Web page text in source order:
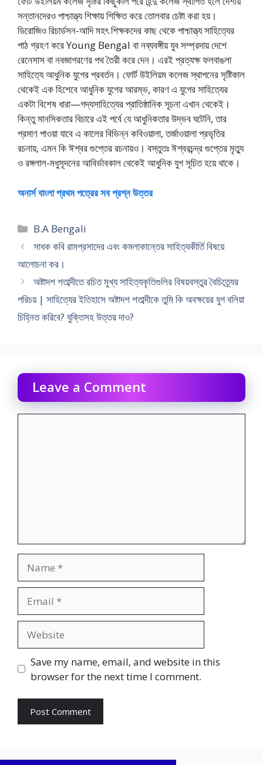
সন্তানদেরও পাশ্চাত্ত্য শিক্ষায় শিক্ষিত করে তােলবার চেষ্টা করা হয়।
ডিরােজিও রিচার্ডসন-আদি মহৎ শিক্ষকদের কাছ থেকে পাশ্চাত্ত্য সাহিত্যের
পাঠ গ্রহণ করে Young Bengal বা নব্যবঙ্গীয় যুব সম্প্রদায় দেশে
রেনেসাস বা নবজাগরণের পথ তৈরী করে দেন। এরই প্রত্যক্ষ ফলবাঙলা
সাহিত্যে আধুনিক যুগের প্রবর্তন। ফোর্ট উইলিয়ম কলেজ স্থাপনের সৃষ্টিকাল
থেকেই এক হিশেবে আধুনিক যুগের আরম্ভ, কারণ এ যুগের সাহিত্যের
একটা বিশেষ ধারা—গদ্যসাহিত্যের প্রাতিষ্ঠানিক সূচনা এখান থেকেই।
কিন্তু মানসিকতার বিচারে এই পর্বে যে আধুনিকতার উদ্ভব ঘটেনি, তার
প্রমাণ পাওয়া যাবে এ কালের বিভিন্ন কবিওয়ালা, তর্জাওয়ালা প্রভৃতির
রচনায়, এমন কি ঈশ্বর গুপ্তের রচনায়ও। বস্তুতঃ ঈশ্বরচন্দ্র গুপ্তের মৃত্যু
ও রঙ্গলাল-মধুসূদনের আবির্ভাবকাল থেকেই আধুনিক যুগ সূচিত হয়ে থাকে।
অনার্স বাংলা প্রথম পত্রের সব প্রশ্ন উত্তর
Categories
B.A Bengali
সাধক কবি রামপ্রসাদের এবং কমলাকান্তের সাহিত্যকীর্তি বিষয়ে
আলােচনা কর।
অষ্টাদশ শতাব্দীতে রচিত মুখ্য সাহিত্যকৃতিগুলির বিষয়বস্তুর বৈচিত্র্যের
পরিচয় | সাহিত্যের ইতিহাসে অষ্টাদশ শতাব্দীকে তুমি কি অবক্ষয়ের যুগ বলিয়া
চিহ্নিত করিবে? যুক্তিসহ উত্তর দাও?
Leave a Comment
Save my name, email, and website in this
browser for the next time I comment.